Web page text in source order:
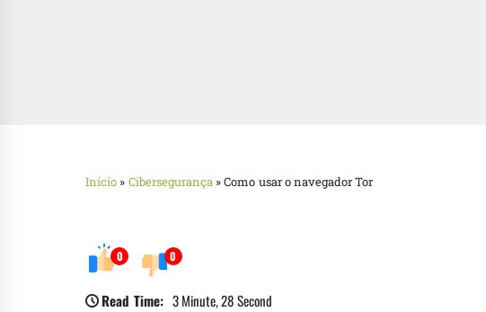
Início » Cibersegurança»Como usar o navegador Tor
0 0
Read Time: 3 Minute, 28 Second